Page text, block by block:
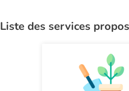
Liste des services